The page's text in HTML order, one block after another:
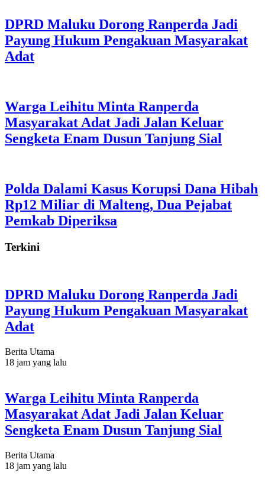
DPRD Maluku Dorong Ranperda Jadi
Payung Hukum Pengakuan Masyarakat
Adat
Warga Leihitu Minta Ranperda
Masyarakat Adat Jadi Jalan Keluar
Sengketa Enam Dusun Tanjung Sial
Polda Dalami Kasus Korupsi Dana Hibah
Rp12 Miliar di Malteng, Dua Pejabat
Pemkab Diperiksa
Terkini
DPRD Maluku Dorong Ranperda Jadi
Payung Hukum Pengakuan Masyarakat
Adat
Berita Utama
18 jam yang lalu
Warga Leihitu Minta Ranperda
Masyarakat Adat Jadi Jalan Keluar
Sengketa Enam Dusun Tanjung Sial
Berita Utama
18 jam yang lalu